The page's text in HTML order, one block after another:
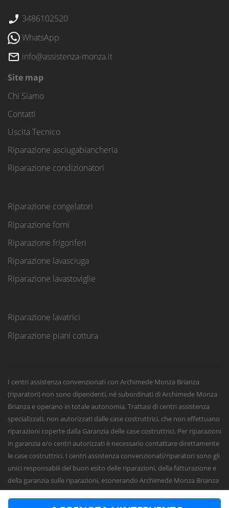
3486102520
WhatsApp
info@assistenza-monza.it
Site map
Chi Siamo
Contatti
Uscita Tecnico
Riparazione asciugabiancheria
Riparazione condizionatori
Riparazione congelatori
Riparazione forni
Riparazione frigoriferi
Riparazione lavasciuga
Riparazione lavastoviglie
Riparazione lavatrici
Riparazione piani cottura
I centri assistenza convenzionati con Archimede Monza Brianza
(riparatori) non sono dipendenti, né subordinati di Archimede Monza
Brianza e operano in totale autonomia. Trattasi di centri assistenza
specializzati, non autorizzati dalle case costruttrici, che non effettuano
riparazioni coperte dalla Garanzia delle case costruttrici. Per riparazioni
in garanzia e/o centri autorizzati è necessario contattare direttamente
le case costruttrici. I centri assistenza convenzionati/riparatori sono gli
unici responsabili del buon esito delle riparazioni, della fatturazione e
della garanzia sulle riparazioni, esonerando Archimede Monza Brianza
da qualsiasi responsabilità civile, penale o fiscale sugli interventi e sulle